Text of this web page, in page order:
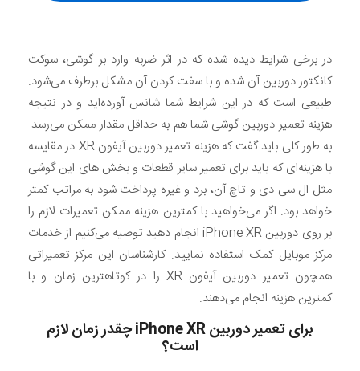
در برخی شرایط دیده شده که در اثر ضربه وارد بر گوشی، سوکت
کانکتور دوربین آن شده و با سفت کردن آن مشکل برطرف می‌شود.
طبیعی است که در این شرایط شما شانس آورده‌اید و در نتیجه
هزینه تعمیر دوربین گوشی شما هم به حداقل مقدار ممکن می‌رسد.
به طور کلی باید گفت که هزینه تعمیر دوربین آیفون XR در مقایسه
با هزینه‌ای که باید برای تعمیر سایر قطعات و بخش های این گوشی
مثل ال سی دی و تاچ آن، برد و غیره پرداخت شود به مراتب کمتر
خواهد بود. اگر می‌خواهید با کمترین هزینه ممکن تعمیرات لازم را
بر روی دوربین iPhone XR انجام دهید توصیه می‌کنیم از خدمات
مرکز موبایل کمک استفاده نمایید. کارشناسان این مرکز تعمیراتی
همچون تعمیر دوربین آیفون XR را در کوتاهترین زمان و با
کمترین هزینه انجام می‌دهند.
برای تعمیر دوربینiPhone XRچقدر زمان لازم
است؟